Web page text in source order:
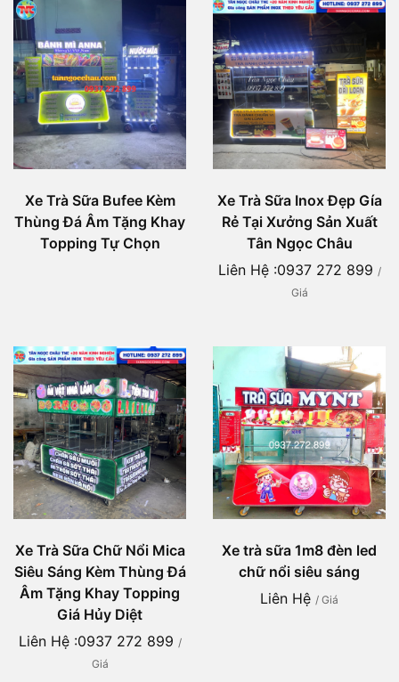
Xe Trà Sữa Bufee Kèm
Thùng Đá Âm Tặng Khay
Topping Tự Chọn
Xe Trà Sữa Inox Đẹp Gía
Rẻ Tại Xưởng Sản Xuất
Tân Ngọc Châu
Liên Hệ :0937 272 899 /
Giá
Xe Trà Sữa Chữ Nổi Mica
Siêu Sáng Kèm Thùng Đá
Âm Tặng Khay Topping
Giá Hủy Diệt
Liên Hệ :0937 272 899 /
Giá
Xe trà sữa 1m8 đèn led
chữ nổi siêu sáng
Liên Hệ / Giá